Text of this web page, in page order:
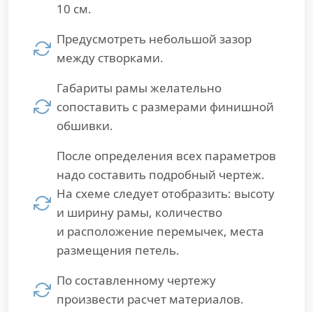
10 см.
Предусмотреть небольшой зазор
между створками.
Габариты рамы желательно
сопоставить с размерами финишной
обшивки.
После определения всех параметров
надо составить подробный чертеж.
На схеме следует отобразить: высоту
и ширину рамы, количество
и расположение перемычек, места
размещения петель.
По составленному чертежу
произвести расчет материалов.